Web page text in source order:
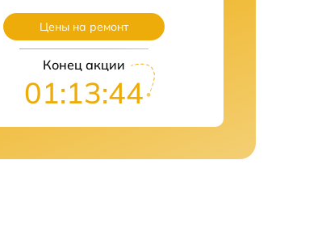
Цены на ремонт
Конец акции
01:13:43